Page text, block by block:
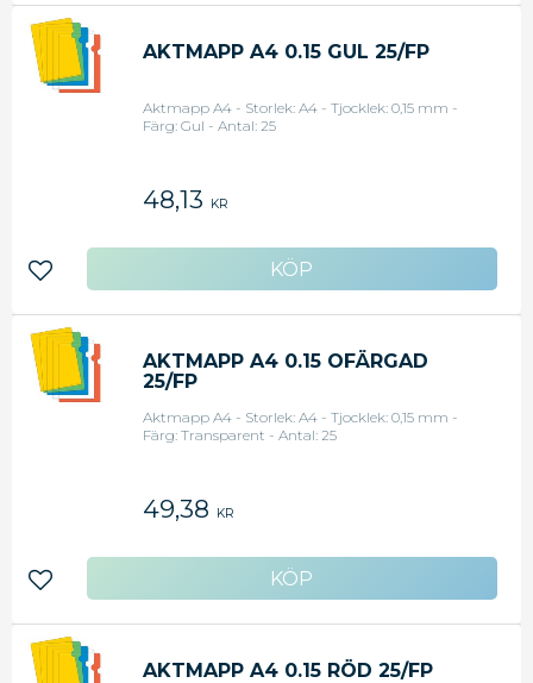
AKTMAPP A4 0.15 GUL 25/FP
Aktmapp A4 - Storlek: A4 - Tjocklek: 0,15 mm -
Färg: Gul - Antal: 25
48,13 KR
Lägg till i favoriter
AKTMAPP A4 0.15 OFÄRGAD
25/FP
Aktmapp A4 - Storlek: A4 - Tjocklek: 0,15 mm -
Färg: Transparent - Antal: 25
49,38 KR
Lägg till i favoriter
AKTMAPP A4 0.15 RÖD 25/FP